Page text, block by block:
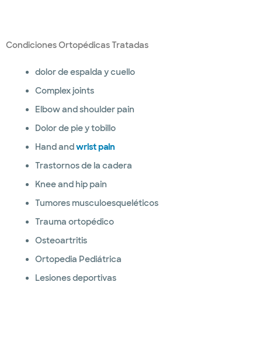
Condiciones Ortopédicas Tratadas
dolor de espalda y cuello
Complex joints
Elbow and shoulder pain
Dolor de pie y tobillo
Hand andwrist pain
Trastornos de la cadera
Knee and hip pain
Tumores musculoesqueléticos
Trauma ortopédico
Osteoartritis
Ortopedia Pediátrica
Lesiones deportivas